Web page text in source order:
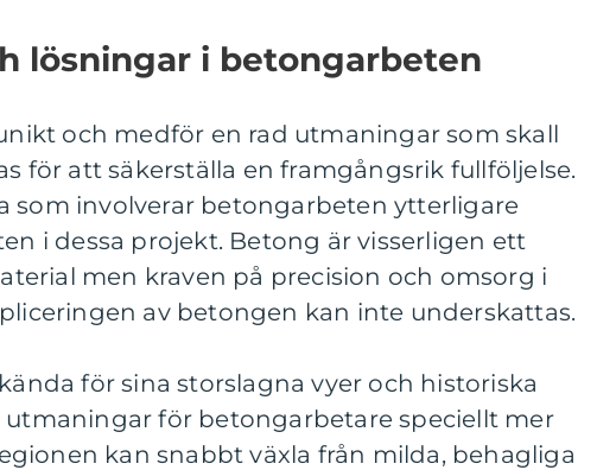
lösningar i betongarbeten
och medför en rad utmaningar som skall
för att säkerställa en framgångsrik fullföljelse.
som involverar betongarbeten ytterligare
i dessa projekt. Betong är visserligen ett
men kraven på precision och omsorg i
av betongen kan inte underskattas.
för sina storslagna vyer och historiska
utmaningar för betongarbetare speciellt mer
kan snabbt växla från milda, behagliga